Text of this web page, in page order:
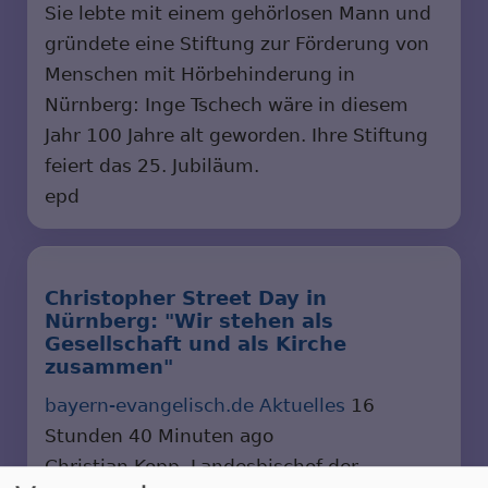
Sie lebte mit einem gehörlosen Mann und
gründete eine Stiftung zur Förderung von
Menschen mit Hörbehinderung in
Nürnberg: Inge Tschech wäre in diesem
Jahr 100 Jahre alt geworden. Ihre Stiftung
feiert das 25. Jubiläum.
epd
Christopher Street Day in
Nürnberg: "Wir stehen als
Gesellschaft und als Kirche
zusammen"
bayern-evangelisch.de Aktuelles 16
Stunden 40 Minuten ago
Christian Kopp, Landesbischof der